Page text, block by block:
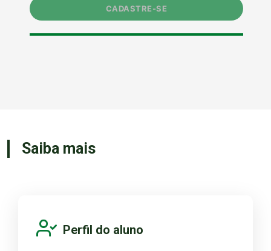
Saiba mais
Perfil do aluno